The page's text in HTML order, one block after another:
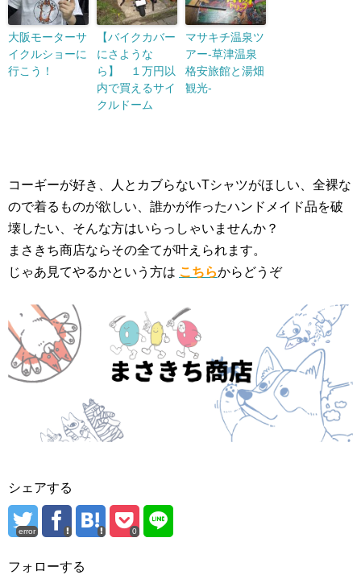
大阪モーターサ
イクルショーに
行こう！
【バイクカバー
にさような
ら】 １万円以
内で買えるサイ
クルドーム
マサキチ温泉ツ
アー-草津温泉
格安旅館と湯畑
観光-
コーギーが好き、人とカブらないTシャツがほしい、全裸な
ので着るものが欲しい、誰かが作ったハンドメイド品を破
壊したい、そんな方はいらっしゃいませんか？
まさきち商店ならその全てが叶えられます。
じゃあ見てやるかという方は こちらからどうぞ
シェアする
error 0
フォローする